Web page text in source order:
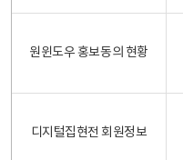
원윈도우 홍보동의 현황
디지털집현전 회원정보